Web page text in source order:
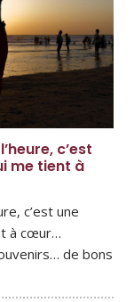
c’est
me tient à
c’est une
à cœur…
de bons